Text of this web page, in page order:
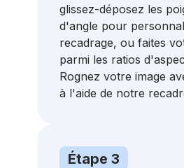
glissez-déposez les
d'angle pour
recadrage, ou faites
parmi les ratios
Rognez votre image
à l'aide de notre
Étape 3